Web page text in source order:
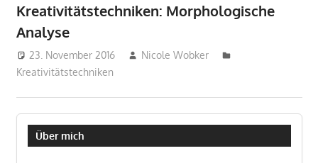
Kreativitätstechniken: Morphologische
Analyse
23. November 2016
Nicole Wobker
Kreativitätstechniken
Über mich